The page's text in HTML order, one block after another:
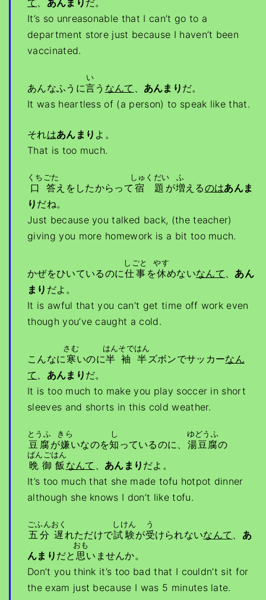
て 、 あんまり だ。
It’s so unreasonable that I can’t go to a
department store just because I haven’t been
vaccinated.
あんなふうに言
い
う なんて 、 あんまり だ。
It was heartless of (a person) to speak like that.
それはあんまり よ。
That is too much.
口答
くちごた
えをしたからって 宿題
しゅくだい
が増
ふ
えるのはあんま
り だね。
Just because you talked back, (the teacher)
giving you more homework is a bit too much.
かぜをひいているのに仕事
しごと
を休
やす
めないなんて 、 あん
まり だよ。
It is awful that you can’t get time off work even
though you’ve caught a cold.
こんなに寒
さむ
いのに半袖半
はんそではん
ズボンでサッカーなん
て 、 あんまり だ。
It is too much to make you play soccer in short
sleeves and shorts in this cold weather.
豆腐
とうふ
が嫌
きら
いなのを知
し
っているのに、 湯豆腐
ゆどうふ
の
晩御飯
ばんごはん
なんて 、 あんまり だよ。
It’s too much that she made tofu hotpot dinner
although she knows I don’t like tofu.
五分
ごふん
遅
おく
れただけで試験
しけん
が受
う
けられないなんて 、 あ
んまり だと 思
おも
いませんか。
Don’t you think it’s too bad that I couldn’t sit for
the exam just because I was 5 minutes late.